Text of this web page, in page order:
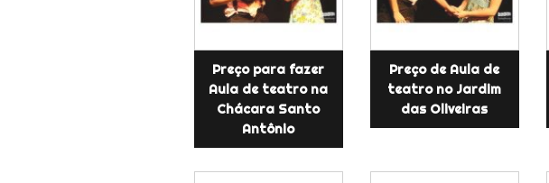
Preço para fazer
Aula de teatro na
Chácara Santo
Antônio
Preço de Aula de
teatro no Jardim
das Oliveiras